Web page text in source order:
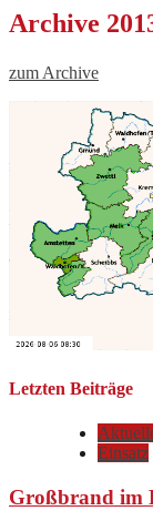
Archive
zum Archive
Letzten Beiträge
Einsatz
Großbrand im